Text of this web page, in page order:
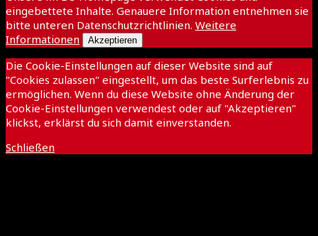
eingebettete Inhalte. Genauere Information entnehmen sie
bitte unteren Datenschutzrichtlinien. Weitere
Informationen
Akzeptieren
Die Cookie-Einstellungen auf dieser Website sind auf
"Cookies zulassen" eingestellt, um das beste Surferlebnis zu
ermöglichen. Wenn du diese Website ohne Änderung der
Cookie-Einstellungen verwendest oder auf "Akzeptieren"
klickst, erklärst du sich damit einverstanden.
Schließen